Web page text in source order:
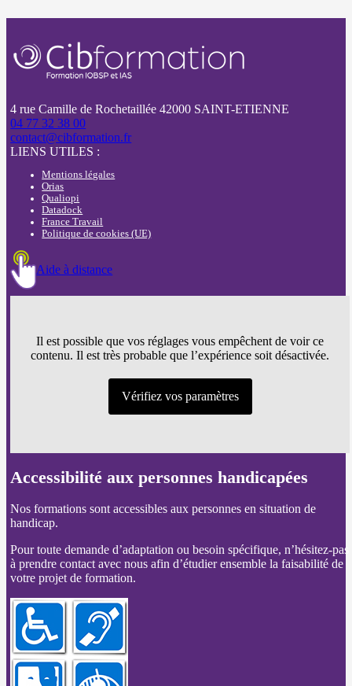
4 rue Camille de Rochetaillée 42000 SAINT-ETIENNE
04 77 32 38 00
contact@cibformation.fr
LIENS UTILES :
Mentions légales
Orias
Qualiopi
Datadock
France Travail
Politique de cookies (UE)
Aide à distance
Il est possible que vos réglages vous empêchent de voir ce
contenu. Il est très probable que l’expérience soit désactivée.
Vérifiez vos paramètres
Accessibilité aux personnes handicapées
Nos formations sont accessibles aux personnes en situation de
handicap.
Pour toute demande d’adaptation ou besoin spécifique, n’hésitez-pas
à prendre contact avec nous afin d’étudier ensemble la faisabilité de
votre projet de formation.